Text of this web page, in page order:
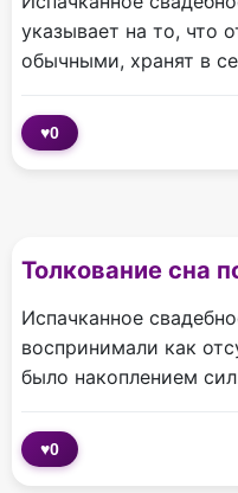
указывает на то, что
обычными, хранят в
♥0
Толкование сна
Испачканное
воспринимали как
было накоплением
♥0